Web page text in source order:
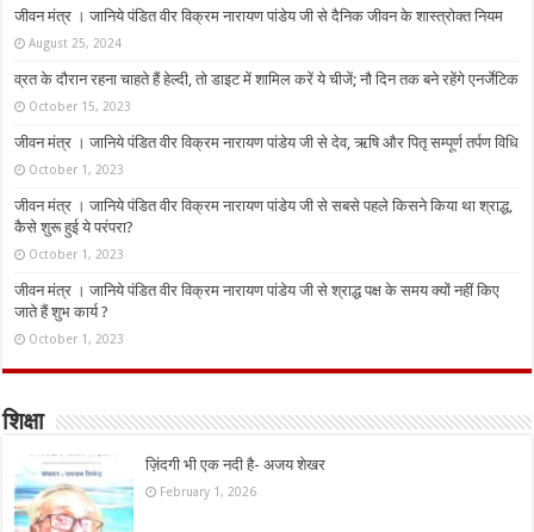
जीवन मंत्र । जानिये पंडित वीर विक्रम नारायण पांडेय जी से दैनिक जीवन के शास्त्रोक्त नियम
August 25, 2024
व्रत के दौरान रहना चाहते हैं हेल्दी, तो डाइट में शामिल करें ये चीजें; नौ दिन तक बने रहेंगे एनर्जेटिक
October 15, 2023
जीवन मंत्र । जानिये पंडित वीर विक्रम नारायण पांडेय जी से देव, ऋषि और पितृ सम्पूर्ण तर्पण विधि
October 1, 2023
जीवन मंत्र । जानिये पंडित वीर विक्रम नारायण पांडेय जी से सबसे पहले किसने किया था श्राद्ध,
कैसे शुरू हुई ये परंपरा?
October 1, 2023
जीवन मंत्र । जानिये पंडित वीर विक्रम नारायण पांडेय जी से श्राद्ध पक्ष के समय क्यों नहीं किए
जाते हैं शुभ कार्य ?
October 1, 2023
शिक्षा
ज़िंदगी भी एक नदी है- अजय शेखर
February 1, 2026